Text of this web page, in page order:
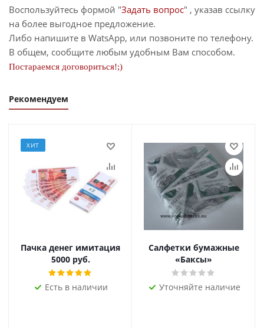
Воспользуйтесь формой "Задать вопрос" , указав ссылку
на более выгодное предложение.
Либо напишите в WatsApp, или позвоните по телефону.
В общем, сообщите любым удобным Вам способом.
Постараемся договориться!;)
Рекомендуем
ХИТ
Пачка денег имитация
5000 руб.
Есть в наличии
Салфетки бумажные
«Баксы»
Уточняйте наличие